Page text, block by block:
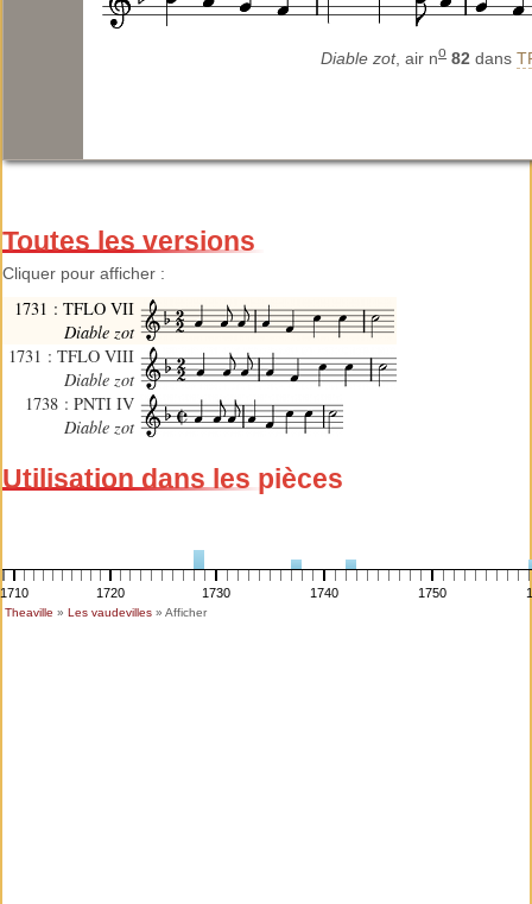
Diable zot, air no 82 dans
Toutes les versions
Cliquer pour afficher :
1731 : TFLO VII
Diable zot
1731 : TFLO VIII
Diable zot
1738 : PNTI IV
Diable zot
Utilisation dans les pièces
1710 1720 1730 1740 1750
Theaville » Les vaudevilles» Afficher